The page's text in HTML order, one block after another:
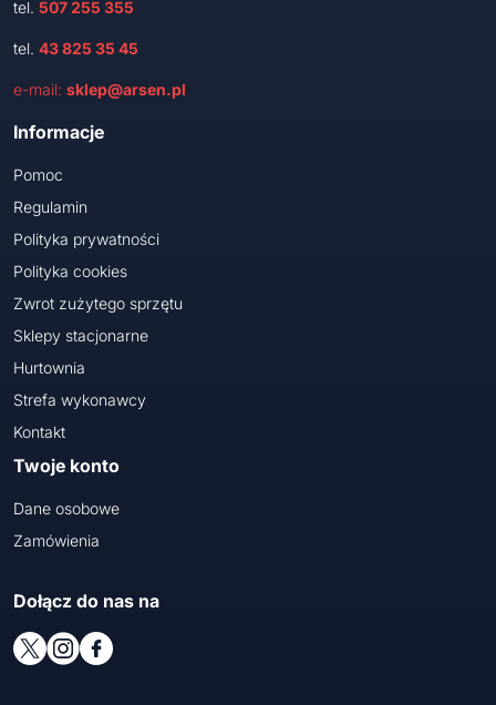
tel. 507 255 355
tel. 43 825 35 45
e-mail: sklep@arsen.pl
Informacje
Pomoc
Regulamin
Polityka prywatności
Polityka cookies
Zwrot zużytego sprzętu
Sklepy stacjonarne
Hurtownia
Strefa wykonawcy
Kontakt
Twoje konto
Dane osobowe
Zamówienia
Dołącz do nas na